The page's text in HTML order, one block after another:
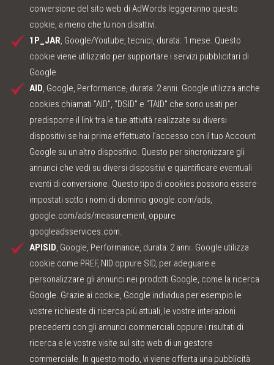
conversione del sito web di AdWords leggeranno questo
cookie, a meno che tu non disattivi.
1P_JAR , Google/Youtube, tecnici, durata: 1 mese. Questo
cookie viene utilizzato per supportare i servizi pubblicitari di
Google
AID , Google, Performance, durata: 2 anni. Google utilizza anche
cookies chiamati "AID", "DSID" e "TAID" che sono usati per
predisporre il link tra le tue attività realizzate su diversi
dispositivi se hai prima effettuato l’accesso con il tuo Account
Google su un altro dispositivo. Questo per sincronizzare gli
annunci che vedi su diversi dispositivi e quantificare eventuali
eventi di conversione. Questo tipo di cookies possono essere
impostati sotto i nomi di dominio google.com/ads,
google.com/ads/measurement, oppure
googleadsservices.com.
APISID , Google, Performance, durata: 2 anni. Google utilizza
cookie come PREF, NID oppure SID, per adeguare e
personalizzare gli annunci nei prodotti Google, come la ricerca
Google. Grazie ai cookie, Google individua per esempio le
vostre richieste di ricerca più attuali, le vostre interazioni
precedenti con gli annunci commerciali oppure i risultati di
ricerca e le vostre visite sul sito web di un gestore
commerciale. In questo modo, vi viene offerta una pubblicità